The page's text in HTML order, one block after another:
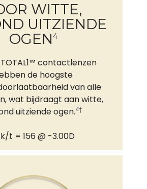
WITTE,
UITZIENDE
OGEN4
TOTAL1™ contactlenzen
de hoogste
van alle
wat bijdraagt ​​aan witte,
uitziende ogen.4†
t = 156 @ -3.00D